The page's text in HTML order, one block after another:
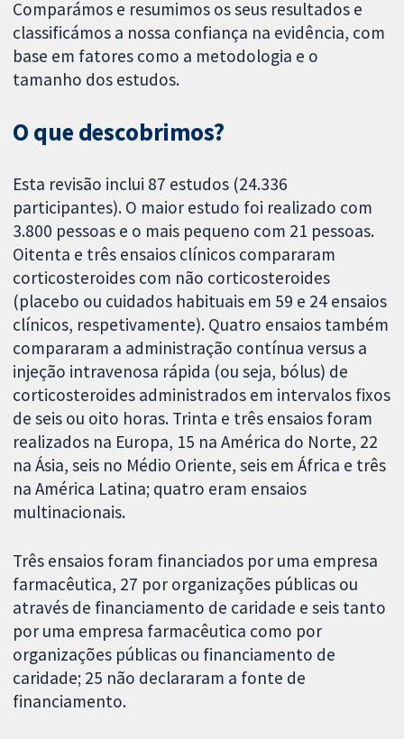
Comparámos e resumimos os seus resultados e
classificámos a nossa confiança na evidência, com
base em fatores como a metodologia e o
tamanho dos estudos.
O que descobrimos?
Esta revisão inclui 87 estudos (24.336
participantes). O maior estudo foi realizado com
3.800 pessoas e o mais pequeno com 21 pessoas.
Oitenta e três ensaios clínicos compararam
corticosteroides com não corticosteroides
(placebo ou cuidados habituais em 59 e 24 ensaios
clínicos, respetivamente). Quatro ensaios também
compararam a administração contínua versus a
injeção intravenosa rápida (ou seja, bólus) de
corticosteroides administrados em intervalos fixos
de seis ou oito horas. Trinta e três ensaios foram
realizados na Europa, 15 na América do Norte, 22
na Ásia, seis no Médio Oriente, seis em África e três
na América Latina; quatro eram ensaios
multinacionais.
Três ensaios foram financiados por uma empresa
farmacêutica, 27 por organizações públicas ou
através de financiamento de caridade e seis tanto
por uma empresa farmacêutica como por
organizações públicas ou financiamento de
caridade; 25 não declararam a fonte de
financiamento.